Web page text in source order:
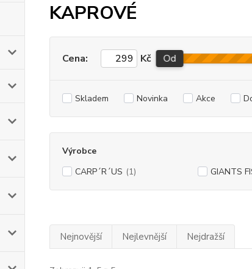
KAPROVÉ
Cena: Kč Od
Skladem Novinka Akce
Výrobce
CARP´R´US (1) GIANTS
Nejnovější Nejlevnější Nejdražší